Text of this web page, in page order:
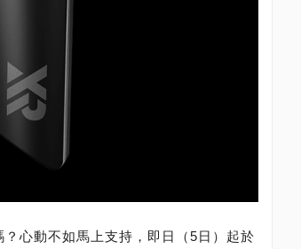
心動不如馬上支持，即日（5日）起於